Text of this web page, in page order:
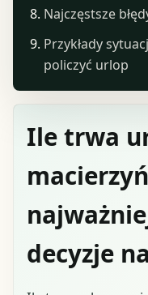
Ile trwa
decyzje
Najczęstsze
Przykłady
policzyć urlop